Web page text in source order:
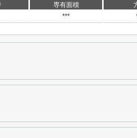
専有面積
***